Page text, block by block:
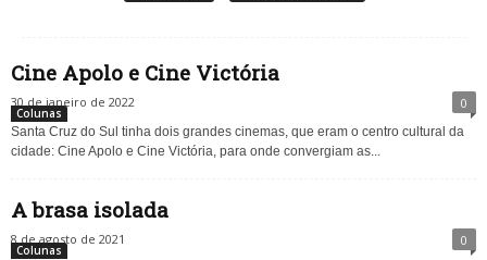
Cine Apolo e Cine Victória
30 de janeiro de 2022 0
Colunas
Santa Cruz do Sul tinha dois grandes cinemas, que eram o centro cultural da
cidade: Cine Apolo e Cine Victória, para onde convergiam as...
A brasa isolada
8 de agosto de 2021 0
Colunas